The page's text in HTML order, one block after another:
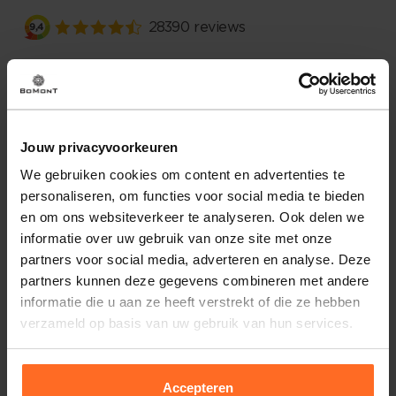
Jouw privacyvoorkeuren
We gebruiken cookies om content en advertenties te
personaliseren, om functies voor social media te bieden
en om ons websiteverkeer te analyseren. Ook delen we
informatie over uw gebruik van onze site met onze
partners voor social media, adverteren en analyse. Deze
partners kunnen deze gegevens combineren met andere
informatie die u aan ze heeft verstrekt of die ze hebben
verzameld op basis van uw gebruik van hun services.
Accepteren
Eigenschappen
Artikelnummer
263273-GY
Leveranciersnummer
01-601211-606
Midi-lengte
Omschrijving
streeppatroon. De overhemdkraag en lange mouwen met
lengte met afgeronde zoom, zijsplitten en een strikdetail in
de taille. Combineer met sneakers of loafers.
Altijd gratis bezorging